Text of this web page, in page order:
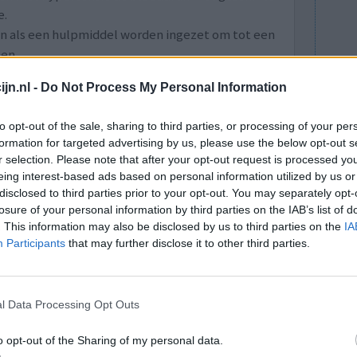
- Do Not Process My Personal Information
opt-out of the sale, sharing to third parties, or processing of your
for targeted advertising by us, please use the below opt-out
selection. Please note that after your opt-out request is processed
interest-based ads based on personal information utilized by us
to third parties prior to your opt-out. You may separately
of your personal information by third parties on the IAB’s list of
This information may also be disclosed by us to third parties on the
Participants that may further disclose it to other third parties.
Data Processing Opt Outs
opt-out of the Sharing of my personal data.
als een hulpmiddel worden ingezet om tot een
lees meer
leeftijd algehele tevredenheid
1
Hoeveelheid bijwerkingen
begon